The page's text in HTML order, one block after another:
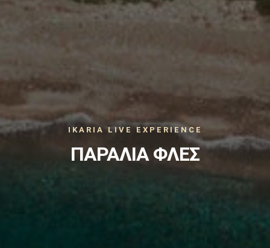
IKARIA LIVE EXPERIENCE
ΠΑΡΑΛΙΑ ΦΛΕΣ